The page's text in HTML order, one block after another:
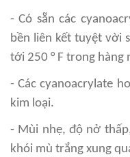
- Có sẵn các
bền liên kết tuyệt vời
tới 250 ° F trong hàng
- Các cyanoacrylate
kim loại.
- Mùi nhẹ, độ nở
khói mù trắng xung